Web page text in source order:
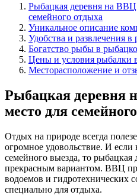
Рыбацкая деревня на
семейного отдыха
Уникальное описание
Удобства и развлечения
Богатство рыбы в
Цены и условия рыбалки
Месторасположение и
Рыбацкая деревня
место для
Отдых на природе всегда
огромное удовольствие. И
семейного выезда, то
прекрасным вариантом. ВВЦ
водоемов и гидротехнических
специально для отдыха.